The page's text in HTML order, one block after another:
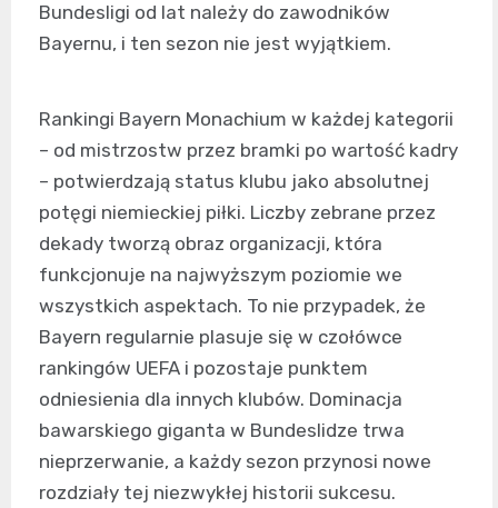
Bundesligi od lat należy do zawodników
Bayernu, i ten sezon nie jest wyjątkiem.
Rankingi Bayern Monachium w każdej kategorii
– od mistrzostw przez bramki po wartość kadry
– potwierdzają status klubu jako absolutnej
potęgi niemieckiej piłki. Liczby zebrane przez
dekady tworzą obraz organizacji, która
funkcjonuje na najwyższym poziomie we
wszystkich aspektach. To nie przypadek, że
Bayern regularnie plasuje się w czołówce
rankingów UEFA i pozostaje punktem
odniesienia dla innych klubów. Dominacja
bawarskiego giganta w Bundeslidze trwa
nieprzerwanie, a każdy sezon przynosi nowe
rozdziały tej niezwykłej historii sukcesu.